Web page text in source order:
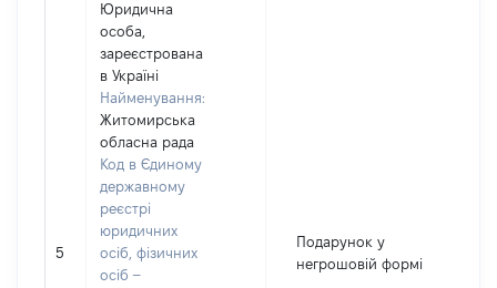
5
Юридична
особа,
зареєстрована
в Україні
Найменування:
Житомирська
обласна рада
Код в Єдиному
державному
реєстрі
юридичних
осіб, фізичних
осіб –
Подарунок у
негрошовій формі